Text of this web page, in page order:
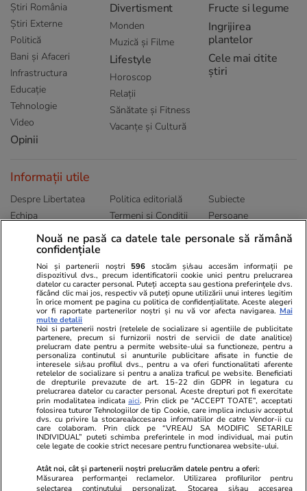
Știri România
Știri Externe
Politică
Bani și Afaceri
Infrastructura
Educație
Tehnologie
Video
Opinii
Divertisment
Monden
Muzică și Filme
Lifestyle
Horoscop
Relații
Sănătate și Fitness
Vacanțe și Cultură
Fructe si legume
Ingrijirea
plantelor
Cele mai citite
știri
Informații utile
Despre Libertatea
Echipa
Publicitate
Politica de
Politica editorială
Termeni și Conditii
Abonamente
Subiecte
Persoane
Sitemap
Ringier România
Libertatea pentru
Unica.ro
Program TV
Avantaje
ELLE
Gazeta Sporturilor
Stiri mondene
Calculator sarcina
Ajută Copiii
Locuri de muncă
Imobiliare.ro
Jobradar24
Imoradar24
Colecții Libertatea
Pariază responsabil! Decizia ONJN nr. 821/25.09.2025.
Jocurile de noroc sunt interzise minorilor.
Nouă ne pasă ca datele tale personale să rămână
confidențiale
Noi și partenerii noștri 596 stocăm și/sau accesăm informații pe
dispozitivul dvs., precum identificatorii cookie unici pentru prelucrarea
datelor cu caracter personal. Puteți accepta sau gestiona preferințele dvs.
făcând clic mai jos, respectiv vă puteți opune utilizării unui interes legitim
în orice moment pe pagina cu politica de confidențialitate. Aceste alegeri
vor fi raportate partenerilor noștri și nu vă vor afecta navigarea. Mai
multe detalii
Noi si partenerii nostri (retelele de socializare si agentiile de publicitate
partenere, precum si furnizorii nostri de servicii de date analitice)
prelucram date pentru a permite website-ului sa functioneze, pentru a
personaliza continutul si anunturile publicitare afisate in functie de
interesele si/sau profilul dvs., pentru a va oferi functionalitati aferente
retelelor de socializare si pentru a analiza traficul pe website. Beneficiati
de drepturile prevazute de art. 15-22 din GDPR in legatura cu
prelucrarea datelor cu caracter personal. Aceste drepturi pot fi exercitate
prin modalitatea indicataaici. Prin click pe “ACCEPT TOATE”, acceptati
folosirea tuturor Tehnologiilor de tip Cookie, care implica inclusiv acceptul
dvs. cu privire la stocarea/accesarea informatiilor de catre Vendor-ii cu
care colaboram. Prin click pe “VREAU SA MODIFIC SETARILE
INDIVIDUAL” puteti schimba preferintele in mod individual, mai putin
cele legate de cookie strict necesare pentru functionarea website-ului.
Atât noi, cât și partenerii noștri prelucrăm datele pentru a oferi:
Măsurarea performanței reclamelor. Utilizarea profilurilor pentru
selectarea conținutului personalizat. Stocarea și/sau accesarea